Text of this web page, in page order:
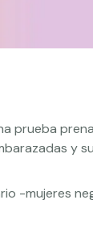
prueba
y
-mujeres